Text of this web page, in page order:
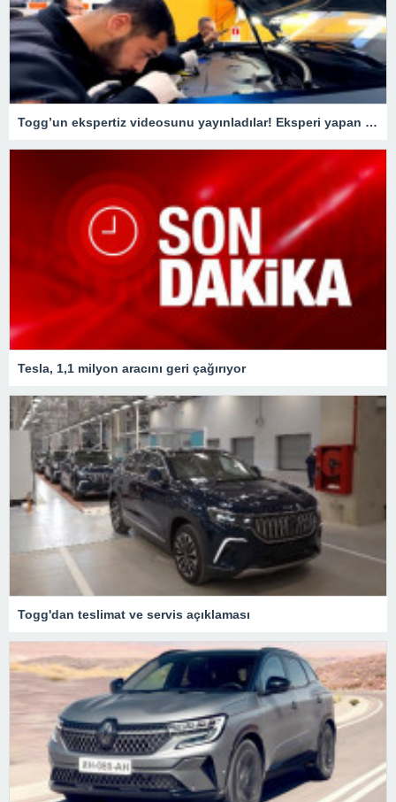
Togg’un ekspertiz videosunu yayınladılar! Eksperi yapan usta o detay karşısında şaştı kaldı
Tesla, 1,1 milyon aracını geri çağırıyor
Togg'dan teslimat ve servis açıklaması